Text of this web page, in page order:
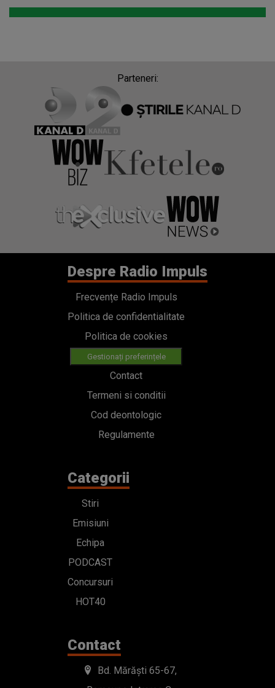
Parteneri:
Despre Radio Impuls
Frecvențe Radio Impuls
Politica de confidentialitate
Politica de cookies
Gestionați preferințele
Contact
Termeni si conditii
Cod deontologic
Regulamente
Categorii
Stiri
Emisiuni
Echipa
PODCAST
Concursuri
HOT40
Contact
Bd. Mărăști 65-67,